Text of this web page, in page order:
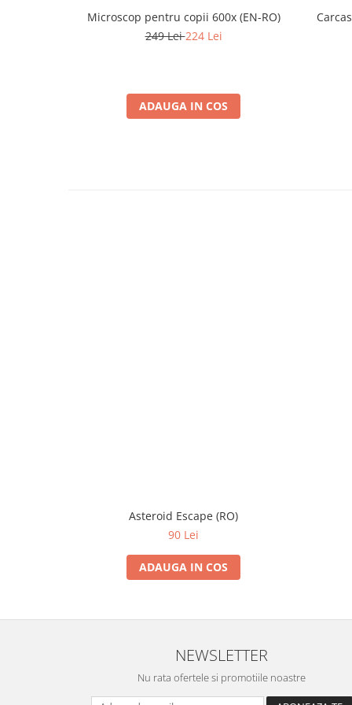
Microscop pentru copii 600x (EN-RO)
249 Lei224 Lei
ADAUGA IN COS
Asteroid Escape (RO)
90 Lei
ADAUGA IN COS
NEWSLETTER
Nu rata ofertele si promotiile noastre